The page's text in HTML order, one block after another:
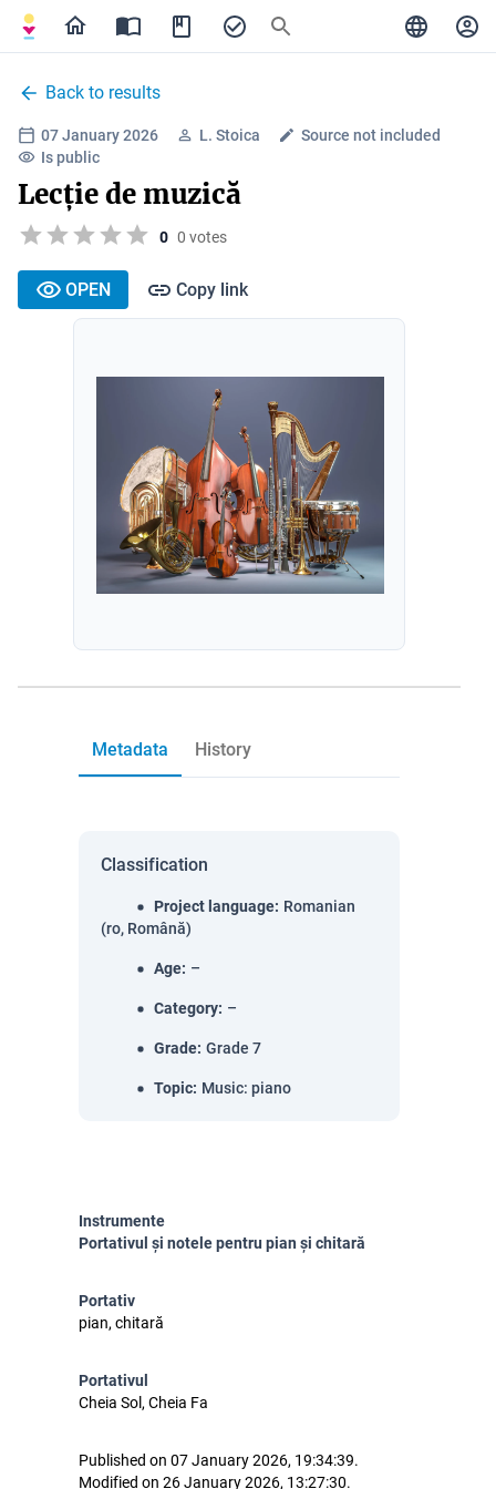
Back to results
07 January 2026 L. Stoica
Source not included
Is public
Lecție de muzică
0 0 votes
OPEN Copy link
Metadata History
Classification
Project language: Romanian
(ro, Română)
Age: –
Category: –
Grade: Grade 7
Topic: Music: piano
Instrumente
Portativul și notele pentru pian și chitară
Portativ
pian, chitară
Portativul
Cheia Sol, Cheia Fa
Published on 07 January 2026, 19:34:39.
Modified on 26 January 2026, 13:27:30.